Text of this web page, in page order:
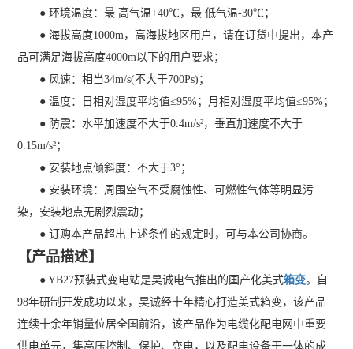
● 环境温度：最 高气温+40℃，最 低气温-30℃；
● 海拔高度1000m，高海拔地区用户，请在订货中提出，本产
品可满足海拔高度4000m以下的用户要求；
● 风速：相当34m/s(不大于700Ps)；
● 温度：日相对湿度平均值≤95%；月相对湿度平均值≤95%；
● 防震：水平加速度不大于0.4m/s²，垂直加速度不大于
0.15m/s²；
● 安装地点倾斜度：不大于3°；
● 安装环境：周围空气不受腐蚀性、可燃性气体等明显污
染，安装地点无剧烈震动；
● 订购本产品超出上述条件的规定时，可与本公司协商。
【产品描述】
● YB27预装式变电站是昊诚电气推出的国产化美式箱变。自
98年研制开发成功以来，昊诚经十年精心打造美式箱变，该产品
连续十余年销量位居全国前沿，该产品作为电缆化配电网中重要
供电单元，集高压控制、保护、变电，以及配电设备于一体的成